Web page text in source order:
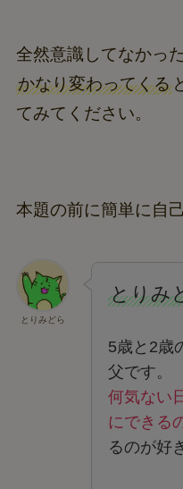
全然意識してなかっ
かなり変わってくる
てみてください。
本題の前に簡単に自
とりみどら
とりみ
5歳と2歳
父です。
何気ない
にできる
るのが好